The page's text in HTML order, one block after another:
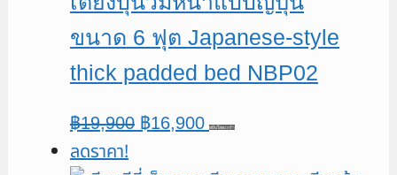
ขนาด 6 ฟุต Japanese-style
thick padded bed NBP02
฿19,900 Original
฿16,900Current
หยิบใส่ตะกร้า
ลดราคา!